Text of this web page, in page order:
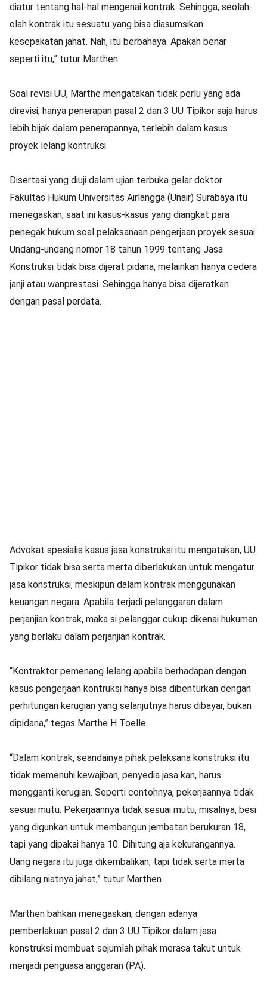
diatur tentang hal-hal mengenai kontrak. Sehingga, seolah-
olah kontrak itu sesuatu yang bisa diasumsikan
kesepakatan jahat. Nah, itu berbahaya. Apakah benar
seperti itu,” tutur Marthen.
Soal revisi UU, Marthe mengatakan tidak perlu yang ada
direvisi, hanya penerapan pasal 2 dan 3 UU Tipikor saja harus
lebih bijak dalam penerapannya, terlebih dalam kasus
proyek lelang kontruksi.
Disertasi yang diuji dalam ujian terbuka gelar doktor
Fakultas Hukum Universitas Airlangga (Unair) Surabaya itu
menegaskan, saat ini kasus-kasus yang diangkat para
penegak hukum soal pelaksanaan pengerjaan proyek sesuai
Undang-undang nomor 18 tahun 1999 tentang Jasa
Konstruksi tidak bisa dijerat pidana, melainkan hanya cedera
janji atau wanprestasi. Sehingga hanya bisa dijeratkan
dengan pasal perdata.
Advokat spesialis kasus jasa konstruksi itu mengatakan, UU
Tipikor tidak bisa serta merta diberlakukan untuk mengatur
jasa konstruksi, meskipun dalam kontrak menggunakan
keuangan negara. Apabila terjadi pelanggaran dalam
perjanjian kontrak, maka si pelanggar cukup dikenai hukuman
yang berlaku dalam perjanjian kontrak.
“Kontraktor pemenang lelang apabila berhadapan dengan
kasus pengerjaan kontruksi hanya bisa dibenturkan dengan
perhitungan kerugian yang selanjutnya harus dibayar, bukan
dipidana,” tegas Marthe H Toelle.
“Dalam kontrak, seandainya pihak pelaksana konstruksi itu
tidak memenuhi kewajiban, penyedia jasa kan, harus
mengganti kerugian. Seperti contohnya, pekerjaannya tidak
sesuai mutu. Pekerjaannya tidak sesuai mutu, misalnya, besi
yang digunkan untuk membangun jembatan berukuran 18,
tapi yang dipakai hanya 10. Dihitung aja kekurangannya.
Uang negara itu juga dikembalikan, tapi tidak serta merta
dibilang niatnya jahat,” tutur Marthen.
Marthen bahkan menegaskan, dengan adanya
pemberlakuan pasal 2 dan 3 UU Tipikor dalam jasa
konstruksi membuat sejumlah pihak merasa takut untuk
menjadi penguasa anggaran (PA).